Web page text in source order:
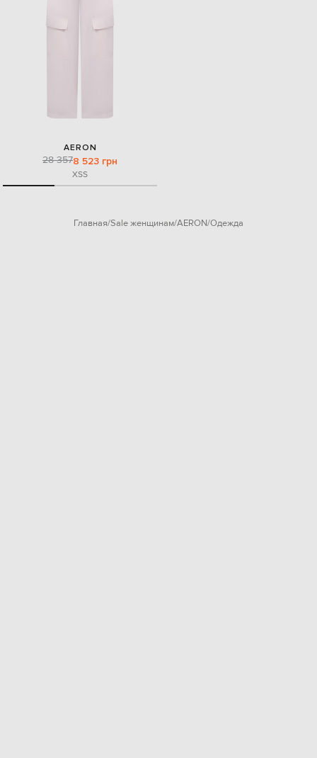
AERON
28 3578 523 грн
XSS
Главная Sale женщинам AERON Одежда